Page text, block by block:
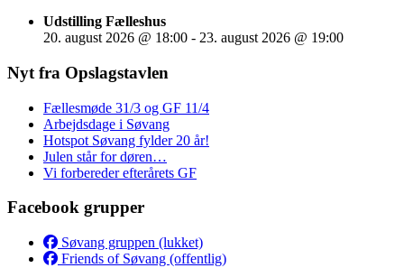
Udstilling Fælleshus
20. august 2026 @ 18:00 - 23. august 2026 @ 19:00
Nyt fra Opslagstavlen
Fællesmøde 31/3 og GF 11/4
Arbejdsdage i Søvang
Hotspot Søvang fylder 20 år!
Julen står for døren…
Vi forbereder efterårets GF
Facebook grupper
Søvang gruppen (lukket)
Friends of Søvang (offentlig)